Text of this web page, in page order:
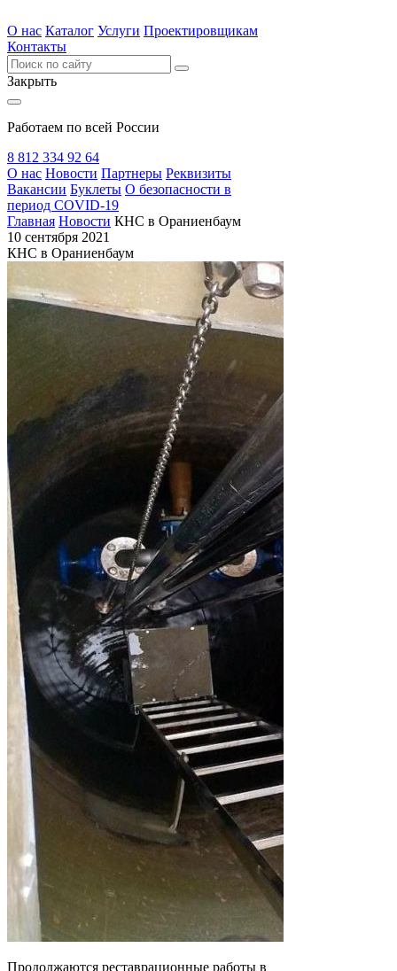
О нас Каталог Услуги Проектировщикам
Контакты
Закрыть
Работаем по всей России
8 812 334 92 64
О нас Новости Партнеры Реквизиты
Вакансии Буклеты О безопасности в
период COVID-19
Главная Новости КНС в Ораниенбаум
10 сентября 2021
КНС в Ораниенбаум
Продолжаются реставрационные работы в